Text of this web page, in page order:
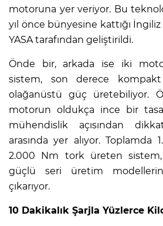
motoruna yer veriyor. Bu
yıl önce bünyesine kattığı
YASA tarafından geliştirildi.
Önde bir, arkada ise iki
sistem, son derece kompakt
olağanüstü güç üretebiliyor.
motorun oldukça ince bir
mühendislik açısından
arasında yer alıyor. Toplamda
2.000 Nm tork üreten
güçlü seri üretim
çıkarıyor.
10 Dakikalık Şarjla Yüzlerce